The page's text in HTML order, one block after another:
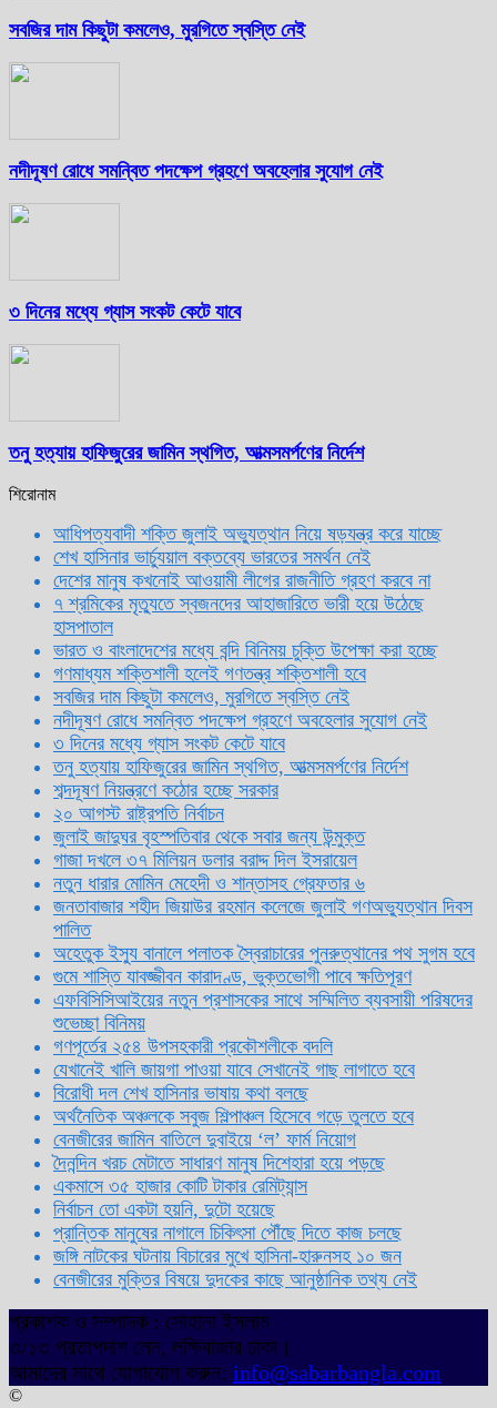
সবজির দাম কিছুটা কমলেও, মুরগিতে স্বস্তি নেই
নদীদূষণ রোধে সমন্বিত পদক্ষেপ গ্রহণে অবহেলার সুযোগ নেই
৩ দিনের মধ্যে গ্যাস সংকট কেটে যাবে
তনু হত্যায় হাফিজুরের জামিন স্থগিত, আত্মসমর্পণের নির্দেশ
শিরোনাম
আধিপত্যবাদী শক্তি জুলাই অভ্যুত্থান নিয়ে ষড়যন্ত্র করে যাচ্ছে
শেখ হাসিনার ভার্চ্যুয়াল বক্তব্যে ভারতের সমর্থন নেই
দেশের মানুষ কখনোই আওয়ামী লীগের রাজনীতি গ্রহণ করবে না
৭ শ্রমিকের মৃত্যুতে স্বজনদের আহাজারিতে ভারী হয়ে উঠেছে
হাসপাতাল
ভারত ও বাংলাদেশের মধ্যে বন্দি বিনিময় চুক্তি উপেক্ষা করা হচ্ছে
গণমাধ্যম শক্তিশালী হলেই গণতন্ত্র শক্তিশালী হবে
সবজির দাম কিছুটা কমলেও, মুরগিতে স্বস্তি নেই
নদীদূষণ রোধে সমন্বিত পদক্ষেপ গ্রহণে অবহেলার সুযোগ নেই
৩ দিনের মধ্যে গ্যাস সংকট কেটে যাবে
তনু হত্যায় হাফিজুরের জামিন স্থগিত, আত্মসমর্পণের নির্দেশ
শব্দদূষণ নিয়ন্ত্রণে কঠোর হচ্ছে সরকার
২০ আগস্ট রাষ্ট্রপতি নির্বাচন
জুলাই জাদুঘর বৃহস্পতিবার থেকে সবার জন্য উন্মুক্ত
গাজা দখলে ৩৭ মিলিয়ন ডলার বরাদ্দ দিল ইসরায়েল
নতুন ধারার মোমিন মেহেদী ও শান্তাসহ গ্রেফতার ৬
জনতাবাজার শহীদ জিয়াউর রহমান কলেজে জুলাই গণঅভ্যুত্থান দিবস
পালিত
অহেতুক ইস্যু বানালে পলাতক স্বৈরাচারের পুনরুত্থানের পথ সুগম হবে
গুমে শাস্তি যাবজ্জীবন কারাদণ্ড, ভুক্তভোগী পাবে ক্ষতিপূরণ
এফবিসিসিআইয়ের নতুন প্রশাসকের সাথে সম্মিলিত ব্যবসায়ী পরিষদের
শুভেচ্ছা বিনিময়
গণপূর্তের ২৫৪ উপসহকারী প্রকৌশলীকে বদলি
যেখানেই খালি জায়গা পাওয়া যাবে সেখানেই গাছ লাগাতে হবে
বিরোধী দল শেখ হাসিনার ভাষায় কথা বলছে
অর্থনৈতিক অঞ্চলকে সবুজ শিল্পাঞ্চল হিসেবে গড়ে তুলতে হবে
বেনজীরের জামিন বাতিলে দুবাইয়ে ‌‘ল’ ফার্ম নিয়োগ
দৈনন্দিন খরচ মেটাতে সাধারণ মানুষ দিশেহারা হয়ে পড়ছে
একমাসে ৩৫ হাজার কোটি টাকার রেমিট্যান্স
নির্বাচন তো একটা হয়নি, দুটো হয়েছে
প্রান্তিক মানুষের নাগালে চিকিৎসা পৌঁছে দিতে কাজ চলছে
জঙ্গি নাটকের ঘটনায় বিচারের মুখে হাসিনা-হারুনসহ ১০ জন
বেনজীরের মুক্তির বিষয়ে দুদকের কাছে আনুষ্ঠানিক তথ্য নেই
প্রকাশক ও সম্পাদক : সোহানা ইসলাম
৩/১৩ প্রতাপদাশ লেন, লক্ষিবাজার ঢাকা।
আমাদের সাথে যোগাযোগ করুন: info@sabarbangla.com
©